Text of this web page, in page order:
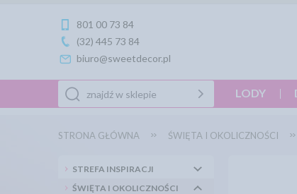
801 00 73 84
(32) 445 73 84
biuro@sweetdecor.pl
LODY
STRONA GŁÓWNA ŚWIĘTA I OKOLICZNOŚCI
STREFA INSPIRACJI
ŚWIĘTA I OKOLICZNOŚCI